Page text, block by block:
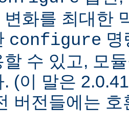
변화를 최대한
configure 명
할 수 있고, 모
(이 말은
버전들에는